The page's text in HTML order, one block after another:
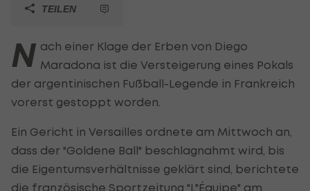
TEILEN
N ach einer Klage der Erben von Diego
Maradona ist die Versteigerung eines Pokals
der argentinischen Fußball-Legende in Frankreich
vorerst gestoppt worden.
Ein Gericht in Versailles ordnete am Mittwoch an,
dass der "Goldene Ball" beschlagnahmt wird, bis
die Eigentumsverhältnisse geklärt sind, berichtete
die französische Sportzeitung "L"Équipe" am